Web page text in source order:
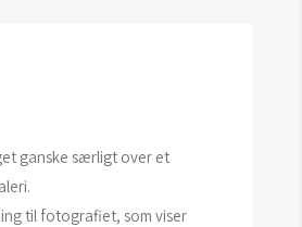
ganske særligt over et
til fotografiet, som viser